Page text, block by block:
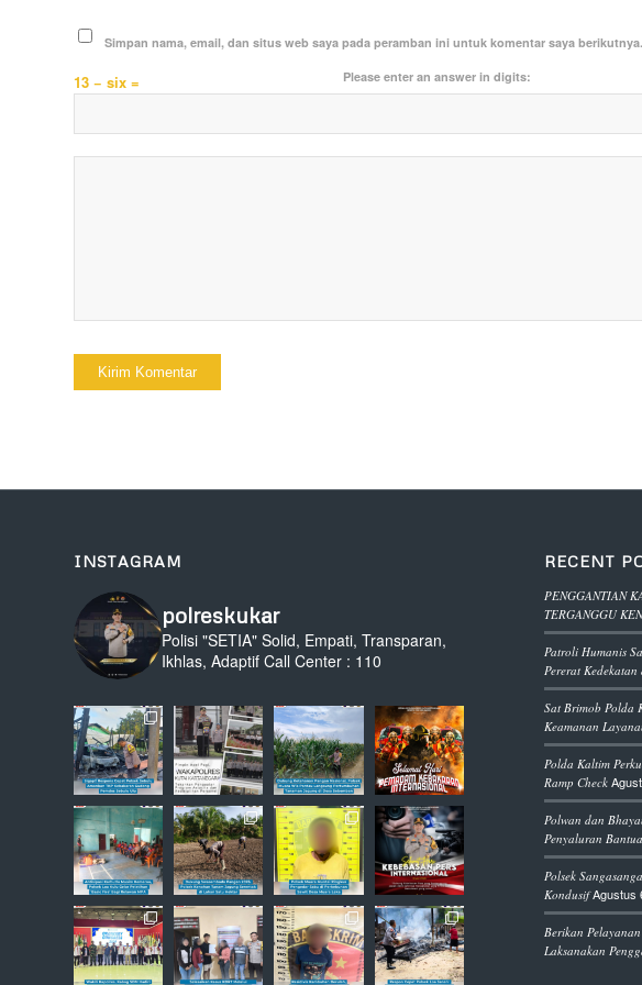
Simpan nama, email, dan situs web saya pada peramban ini untuk komentar saya berikutnya.
Please enter an answer in digits:
13 − six =
INSTAGRAM
polreskukar
Polisi "SETIA" Solid, Empati, Transparan,
Ikhlas, Adaptif Call Center : 110
RECENT
PENGGANTIAN
TERGANGGU
Patroli Humanis
Pererat
Sat Brimob Polda
Keamanan
Polda Kaltim
Ramp Check
Polwan dan
Penyaluran
Polsek
Kondusif Agustus
Berikan
Laksanakan